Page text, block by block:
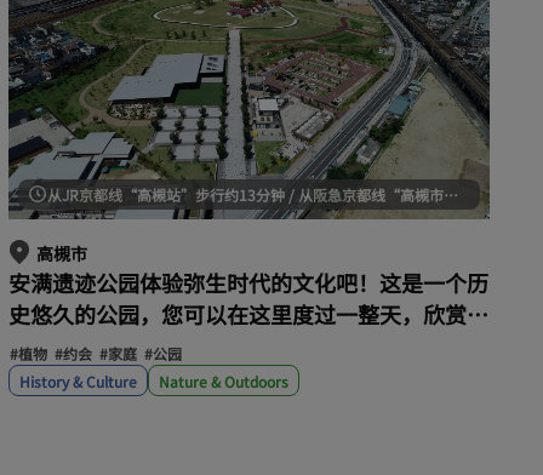
从JR京都线“高槻站”步行约13分钟 / 从阪急京都线“高槻市站”步行约10分钟
高槻市
安满遗迹公园体验弥生时代的文化吧！这是一个历
史悠久的公园，您可以在这里度过一整天，欣赏灯
光秀，玩转游乐场设施。
#植物 #约会 #家庭 #公园
History & Culture
Nature & Outdoors